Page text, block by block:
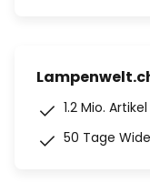
1.2 Mio.
50 Tage